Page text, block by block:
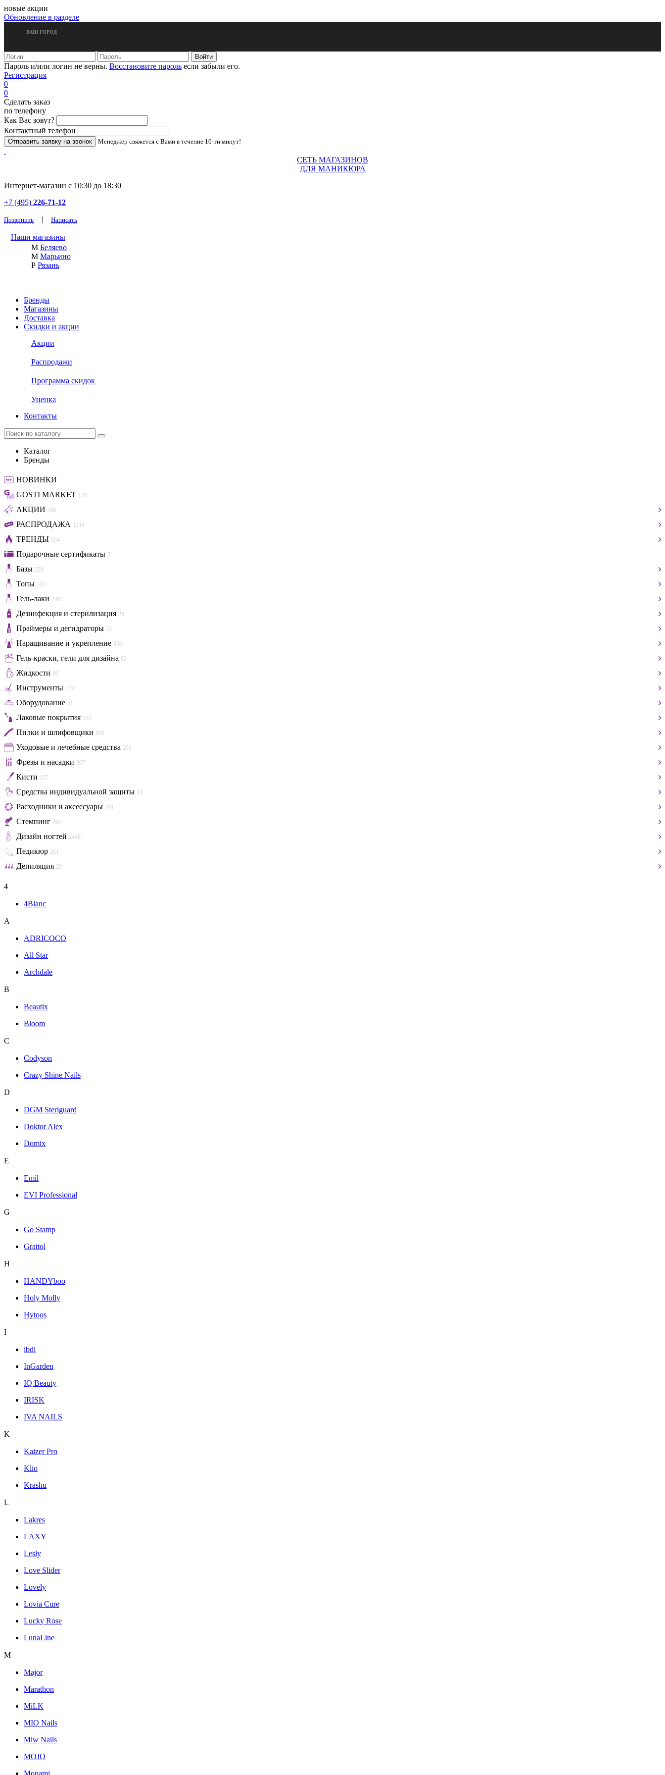
новые акции
Обновление в разделе
ВАШ ГОРОД
Пароль и/или логин не верны. Восстановите пароль если забыли его.
Регистрация
0
0
Сделать заказ
по телефону
Как Вас зовут?
Контактный телефон
Менеджер свяжется с Вами в течение 10-ти минут!
СЕТЬ МАГАЗИНОВ
ДЛЯ МАНИКЮРА
Интернет-магазин с 10:30 до 18:30
+7 (495) 226-71-12
Позвонить | Написать
Наши магазины
М Беляево
М Марьино
Р Рязань
Бренды
Магазины
Доставка
Скидки и акции
Акции
Распродажи
Программа скидок
Уценка
Контакты
Каталог
Бренды
НОВИНКИ
GOSTI MARKET 128
АКЦИИ 386
РАСПРОДАЖА 1214
ТРЕНДЫ 634
Подарочные сертификаты 5
Базы 526
Топы 213
Гель-лаки 2361
Дезинфекция и стерилизация 29
Праймеры и дегидраторы 35
Наращивание и укрепление 950
Гель-краски, гели для дизайна 62
Жидкости 86
Инструменты 119
Оборудование 51
Лаковые покрытия 335
Пилки и шлифовщики 200
Уходовые и лечебные средства 201
Фрезы и насадки 367
Кисти 127
Средства индивидуальной защиты 13
Расходники и аксессуары 201
Стемпинг 265
Дизайн ногтей 2448
Педикюр 261
Депиляция 29
4
4Blanc
A
ADRICOCO
All Star
Archdale
B
Beautix
Bloom
C
Codyson
Crazy Shine Nails
D
DGM Steriguard
Doktor Alex
Domix
E
Emil
EVI Professional
G
Go Stamp
Grattol
H
HANDYboo
Holy Molly
Hytoos
I
ibdi
InGarden
IQ Beauty
IRISK
IVA NAILS
K
Kaizer Pro
Klio
Krashu
L
Lakres
LAXY
Lesly
Love Slider
Lovely
Lovia Cure
Lucky Rose
LunaLine
M
Major
Marathon
MiLK
MIO Nails
Miw Nails
MOJO
Monami